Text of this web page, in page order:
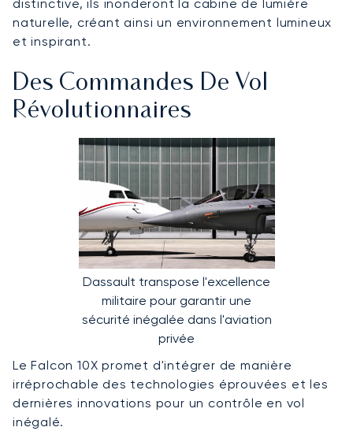
distinctive, ils inonderont la cabine de lumière
naturelle, créant ainsi un environnement lumineux
et inspirant.
Des Commandes De Vol
Révolutionnaires
Dassault transpose l'excellence
militaire pour garantir une
sécurité inégalée dans l'aviation
privée
Le Falcon 10X promet d'intégrer de manière
irréprochable des technologies éprouvées et les
dernières innovations pour un contrôle en vol
inégalé.